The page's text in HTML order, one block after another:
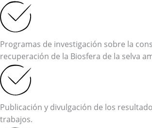
Programas de investigación sobre la
recuperación de la Biosfera de la selva
Publicación y divulgación de los
trabajos.